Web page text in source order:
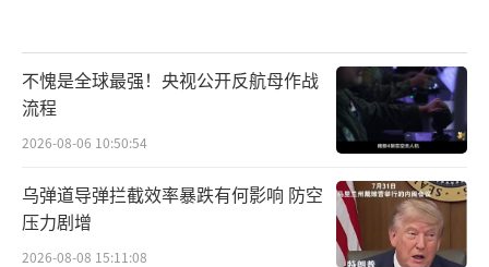
不愧是全球最强！央视公开反航母作战
流程
2026-08-06 10:50:54
乌弹道导弹拦截效率暴跌有何影响 防空
压力剧增
2026-08-08 15:11:08